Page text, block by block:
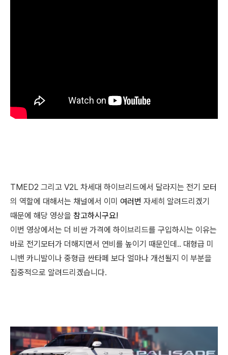
TMED2 그리고 V2L 차세대 하이브리드에서 달라지는 전기 모터
의 역할에 대해서는 채널에서 이미 여러번 자세히 알려드리겠기
때문에 해당 영상을 참고하시구요!
이번 영상에서는 더 비싼 가격에 하이브리드를 구입하시는 이유는
바로 전기모터가 더해지면서 연비를 높이기 때문인데.. 대형급 미
니밴 카니발이나 중형급 싼타페 보다 얼마나 개선될지 이 부분을
집중적으로 알려드리겠습니다.